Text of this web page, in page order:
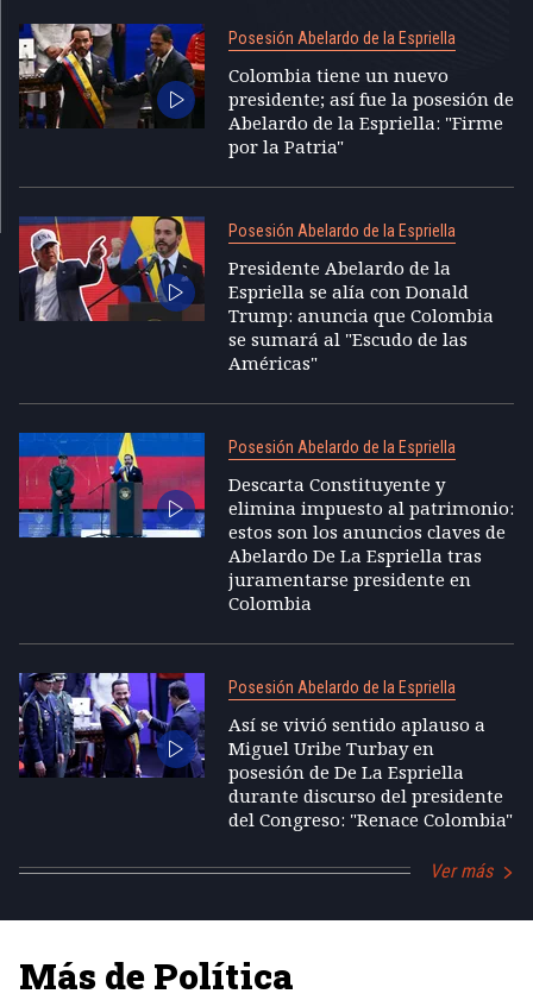
Posesión Abelardo de la Espriella
Colombia tiene un nuevo
presidente; así fue la posesión de
Abelardo de la Espriella: "Firme
por la Patria"
Posesión Abelardo de la Espriella
Presidente Abelardo de la
Espriella se alía con Donald
Trump: anuncia que Colombia
se sumará al "Escudo de las
Américas"
Posesión Abelardo de la Espriella
Descarta Constituyente y
elimina impuesto al patrimonio:
estos son los anuncios claves de
Abelardo De La Espriella tras
juramentarse presidente en
Colombia
Posesión Abelardo de la Espriella
Así se vivió sentido aplauso a
Miguel Uribe Turbay en
posesión de De La Espriella
durante discurso del presidente
del Congreso: "Renace Colombia"
Ver más
Más de Política